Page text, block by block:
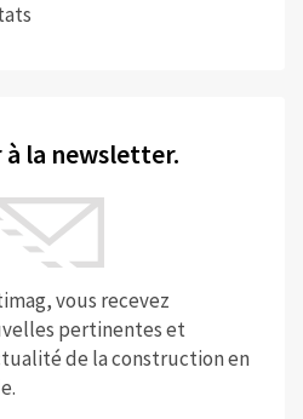
la newsletter.
vous recevez
pertinentes et
de la construction en